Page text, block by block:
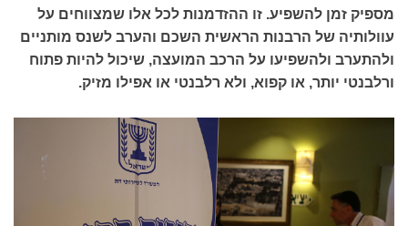
מספיק זמן להשפיע. זו ההזדמנות לכל אלו שמצווחים על
עוולותיה של הרבנות הראשית השכם והערב לשנס מותניים
ולהתערב ולהשפיעו על הרכב המועצה, שיכול להיות פתוח
ורלבנטי יותר, או קפוא, ולא רלבנטי או אפילו מזיק.